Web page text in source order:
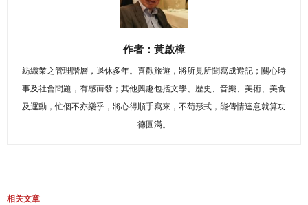
作者：黃啟樟
紡織業之管理階層，退休多年。喜歡旅遊，將所見所聞寫成遊記；關心時
事及社會問題，有感而發；其他興趣包括文學、歴史、音樂、美術、美食
及運動，忙個不亦樂乎，將心得順手寫來，不苟形式，能傳情達意就算功
德圓滿。
相关文章